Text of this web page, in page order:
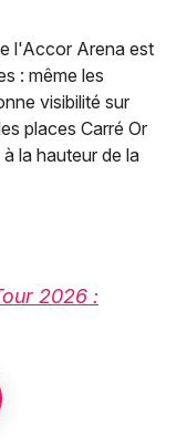
l'Accor Arena est
: même les
visibilité sur
places Carré Or
la hauteur de la
2026 :